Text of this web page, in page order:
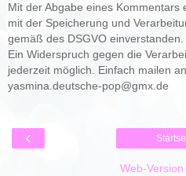
Mit der Abgabe eines Kommentars
mit der Speicherung und
gemäß des DSGVO einverstanden.
Ein Widerspruch gegen die
jederzeit möglich. Einfach mailen an
yasmina.deutsche-pop@gmx.de
‹
Web-